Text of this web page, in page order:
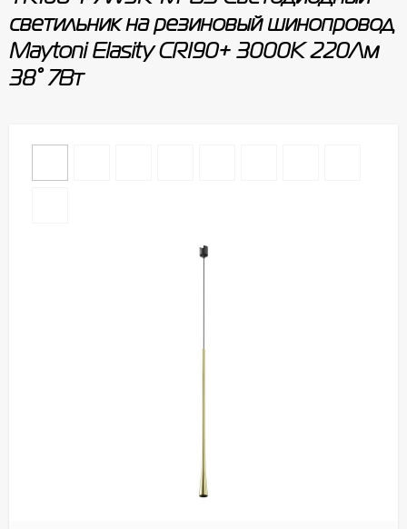
светильник на резиновый шинопровод
Maytoni Elasity CRI90+ 3000К 220Лм
38° 7Вт